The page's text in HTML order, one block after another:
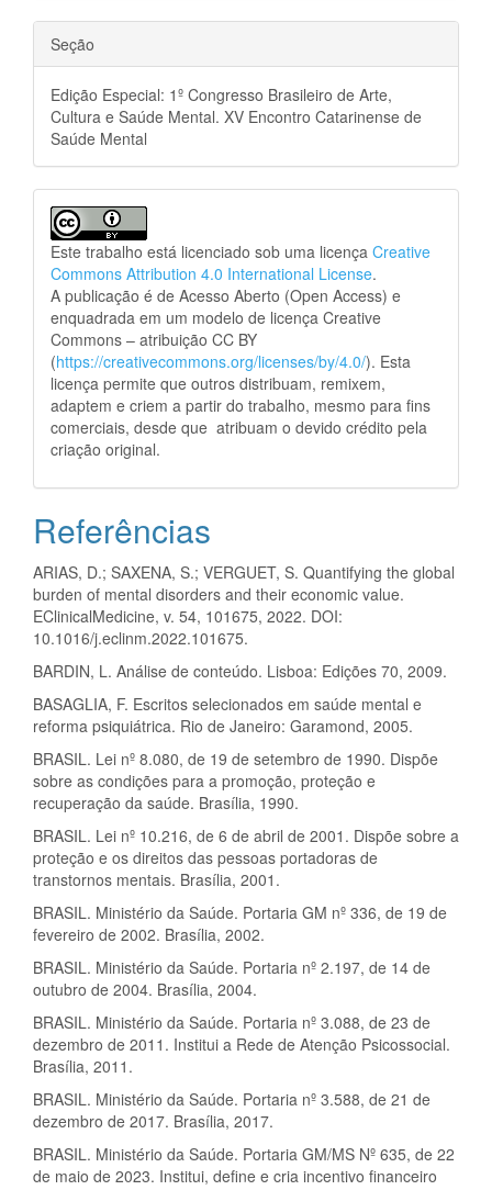
Seção
Edição Especial: 1º Congresso Brasileiro de Arte,
Cultura e Saúde Mental. XV Encontro Catarinense de
Saúde Mental
Este trabalho está licenciado sob uma licença Creative
Commons Attribution 4.0 International License.
A publicação é de Acesso Aberto (Open Access) e
enquadrada em um modelo de licença Creative
Commons – atribuição CC BY
(https://creativecommons.org/licenses/by/4.0/). Esta
licença permite que outros distribuam, remixem,
adaptem e criem a partir do trabalho, mesmo para fins
comerciais, desde que atribuam o devido crédito pela
criação original.
Referências
ARIAS, D.; SAXENA, S.; VERGUET, S. Quantifying the global
burden of mental disorders and their economic value.
EClinicalMedicine, v. 54, 101675, 2022. DOI:
10.1016/j.eclinm.2022.101675.
BARDIN, L. Análise de conteúdo. Lisboa: Edições 70, 2009.
BASAGLIA, F. Escritos selecionados em saúde mental e
reforma psiquiátrica. Rio de Janeiro: Garamond, 2005.
BRASIL. Lei nº 8.080, de 19 de setembro de 1990. Dispõe
sobre as condições para a promoção, proteção e
recuperação da saúde. Brasília, 1990.
BRASIL. Lei nº 10.216, de 6 de abril de 2001. Dispõe sobre a
proteção e os direitos das pessoas portadoras de
transtornos mentais. Brasília, 2001.
BRASIL. Ministério da Saúde. Portaria GM nº 336, de 19 de
fevereiro de 2002. Brasília, 2002.
BRASIL. Ministério da Saúde. Portaria nº 2.197, de 14 de
outubro de 2004. Brasília, 2004.
BRASIL. Ministério da Saúde. Portaria nº 3.088, de 23 de
dezembro de 2011. Institui a Rede de Atenção Psicossocial.
Brasília, 2011.
BRASIL. Ministério da Saúde. Portaria nº 3.588, de 21 de
dezembro de 2017. Brasília, 2017.
BRASIL. Ministério da Saúde. Portaria GM/MS Nº 635, de 22
de maio de 2023. Institui, define e cria incentivo financeiro